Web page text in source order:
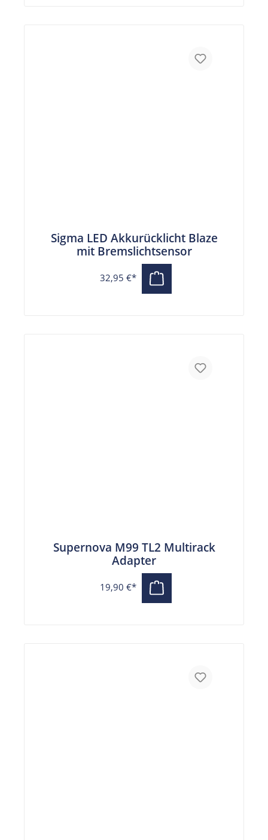
Sigma LED Akkurücklicht Blaze
mit Bremslichtsensor
32,95 €*
Supernova M99 TL2 Multirack
Adapter
19,90 €*